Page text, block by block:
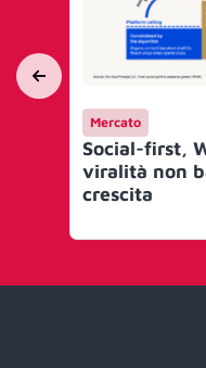
Mercato
Social-first,
viralità non
crescita